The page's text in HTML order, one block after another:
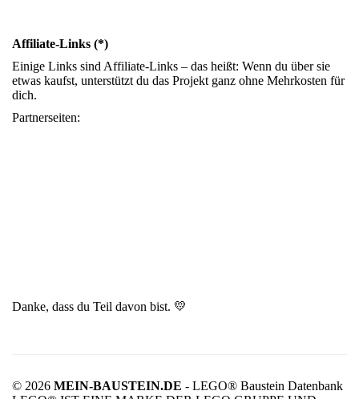
Affiliate-Links (*)
Einige Links sind Affiliate-Links – das heißt: Wenn du über sie
etwas kaufst, unterstützt du das Projekt ganz ohne Mehrkosten für
dich.
Partnerseiten:
Danke, dass du Teil davon bist. 💛
© 2026 MEIN-BAUSTEIN.DE - LEGO® Baustein Datenbank